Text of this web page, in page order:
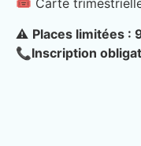
🎟️ Carte
⚠️ Places limitées :
📞Inscription